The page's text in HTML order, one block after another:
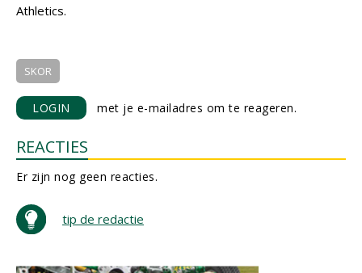
Athletics.
SKOR
LOGIN met je e-mailadres om te reageren.
REACTIES
Er zijn nog geen reacties.
tip de redactie